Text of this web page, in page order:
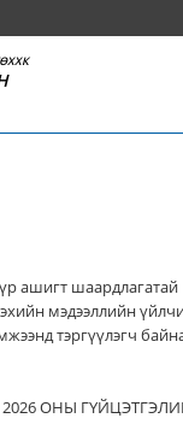
ашигт шаардлагатай
мэдээллийн
тэргүүлэгч
ОНЫ